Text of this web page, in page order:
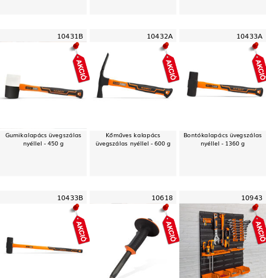
10431B
Gumikalapács üvegszálas
nyéllel - 450 g
10432A
Kőműves kalapács
üvegszálas nyéllel - 600 g
10433A
Bontókalapács üvegszálas
nyéllel - 1360 g
10433B 10618 10943